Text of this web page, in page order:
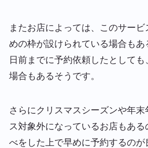
またお店によっては、このサービ
めの枠が設けられている場合もあ
日前までに予約依頼したとして
場合もあるそうです。
さらにクリスマスシーズンや年
ス対象外になっているお店もある
べをした上で早めに予約するのが